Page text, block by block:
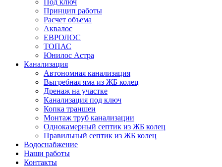
Под ключ
Принцип работы
Расчет объема
Аквалос
ЕВРОЛОС
ТОПАС
Юнилос Астра
Канализация
Автономная канализация
Выгребная яма из ЖБ колец
Дренаж на участке
Канализация под ключ
Копка траншеи
Монтаж труб канализации
Однокамерный септик из ЖБ колец
Правильный септик из ЖБ колец
Водоснабжение
Наши работы
Контакты